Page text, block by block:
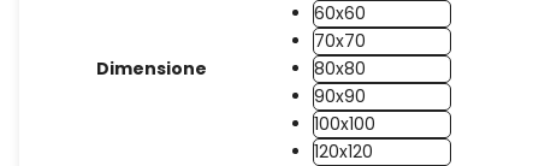
Dimensione
60x60
70x70
80x80
90x90
100x100
120x120